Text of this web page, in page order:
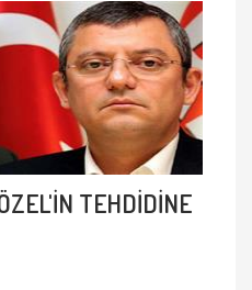
TEHDİDİNE